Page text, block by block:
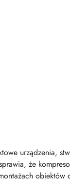
urządzenia,
że